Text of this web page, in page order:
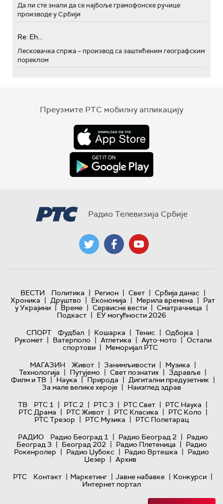
Да ли сте знали да се најбоље грамофонске ручице
производе у Србији
Re: Eh...
Лесковачка спржа – производ са заштићеним географским
пореклом
Преузмите РТС мобилну апликацију
Радио Телевизија Србије
ВЕСТИ Политика | Регион | Свет | Србија данас |
Хроника | Друштво | Економија | Мерила времена | Рат
у Украјини | Време | Сервисне вести | Сматрачница |
Подкаст | ЕУ могућности 2026
СПОРТ
Фудбал | Кошарка | Тенис | Одбојка |
Рукомет | Ватерполо | Атлетика | Ауто-мото | Остали
спортови | Меморијал РТС
МАГАЗИН
Живот | Занимљивости | Музика |
Технологијa | Путујемо | Свет познатих | Здравље |
Филм и ТВ | Наука | Природа | Дигитални предузетник |
За мале велике хероје | Наизглед здрав
ТВ
РТС 1 | РТС 2 | РТС 3 | РТС Свет | РТС Наука |
РТС Драма | РТС Живот | РТС Класика | РТС Коло |
РТС Трезор | РТС Музика | РТС Полетарац
РАДИО
Радио Београд 1 | Радио Београд 2 | Радио
Београд 3 | Београд 202 | Радио Плетеница | Радио
Рокенролер | Радио Џубокс | Радио Вртешка | Радио
Џезер | Архив
РТС
Контакт | Маркетинг | Јавне набавке | Конкурси |
Интернет портал